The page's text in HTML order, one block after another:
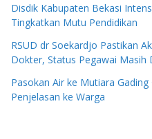
Disdik Kabupaten Bekasi
Tingkatkan Mutu Pendidikan
RSUD dr Soekardjo Pastikan
Dokter, Status Pegawai Masih
Pasokan Air ke Mutiara
Penjelasan ke Warga